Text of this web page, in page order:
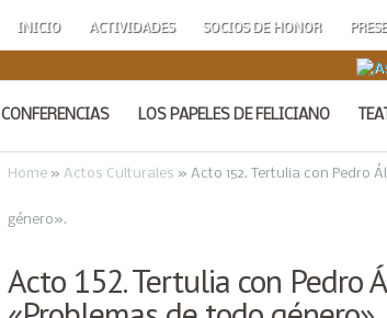
INICIO ACTIVIDADES SOCIOS DE HONOR
CONFERENCIAS LOS PAPELES DE FELICIANO
Home » Actos Culturales » Acto 152. Tertulia con Pedro
género».
Acto 152. Tertulia con Pedro